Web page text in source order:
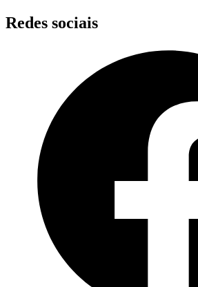
Skip
to
Redes sociais